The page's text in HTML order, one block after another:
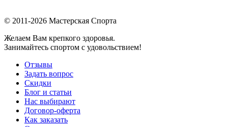
© 2011-2026 Мастерская Спорта
Желаем Вам крепкого здоровья.
Занимайтесь спортом с удовольствием!
Отзывы
Задать вопрос
Скидки
Блог и статьи
Нас выбирают
Договор-оферта
Как заказать